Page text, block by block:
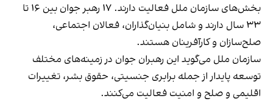
بخش‌های سازمان ملل فعالیت دارند. ۱۷ رهبر جوان بین ۱۶ تا
۳۳ سال دارند و شامل بنیان‌گذاران، فعالان اجتماعی،
صلح‌سازان و کارآفرینان هستند.
سازمان ملل می‌گوید این رهبران جوان در زمینه‌های مختلف
توسعه پایدار از جمله برابری جنسیتی، حقوق بشر، تغییرات
اقلیمی و صلح و امنیت فعالیت می‌کنند.